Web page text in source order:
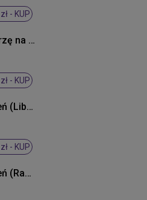
- KUP
Kiedy patrzę na nią (Radio Mix)
- KUP
Lód i ogień (Liberthez Club Mix)
- KUP
Lód i ogień (Radio Edit)